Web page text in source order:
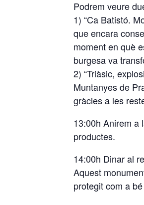
Podrem veure
1) “Ca Batistó.
que encara
moment en què
burgesa va
2) “Triàsic,
Muntanyes de
gràcies a les
13:00h Anirem a
productes.
14:00h Dinar al
Aquest
protegit com a